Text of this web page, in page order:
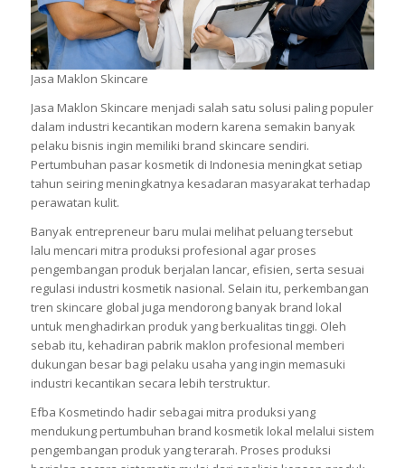
Jasa Maklon Skincare
Jasa Maklon Skincare menjadi salah satu solusi paling populer
dalam industri kecantikan modern karena semakin banyak
pelaku bisnis ingin memiliki brand skincare sendiri.
Pertumbuhan pasar kosmetik di Indonesia meningkat setiap
tahun seiring meningkatnya kesadaran masyarakat terhadap
perawatan kulit.
Banyak entrepreneur baru mulai melihat peluang tersebut
lalu mencari mitra produksi profesional agar proses
pengembangan produk berjalan lancar, efisien, serta sesuai
regulasi industri kosmetik nasional. Selain itu, perkembangan
tren skincare global juga mendorong banyak brand lokal
untuk menghadirkan produk yang berkualitas tinggi. Oleh
sebab itu, kehadiran pabrik maklon profesional memberi
dukungan besar bagi pelaku usaha yang ingin memasuki
industri kecantikan secara lebih terstruktur.
Efba Kosmetindo hadir sebagai mitra produksi yang
mendukung pertumbuhan brand kosmetik lokal melalui sistem
pengembangan produk yang terarah. Proses produksi